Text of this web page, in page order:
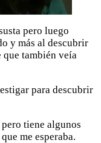
pero luego
y más al descubrir
que también veía
para descubrir
tiene algunos
me esperaba.